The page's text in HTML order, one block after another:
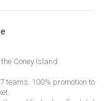
Coney Island
teams. 100% promotion to